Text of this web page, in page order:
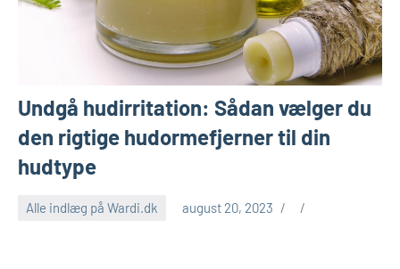
Undgå hudirritation: Sådan vælger du
den rigtige hudormefjerner til din
hudtype
Alle indlæg på Wardi.dk august 20, 2023